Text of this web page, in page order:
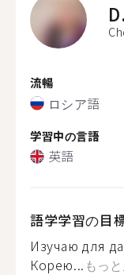
D.
流暢
ロシア語
学習中の言語
英語
語学学習の目
Изучаю для
Корею... もっ